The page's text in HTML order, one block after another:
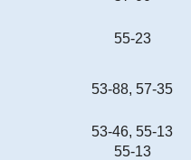
55-23
53-88, 57-35
53-46, 55-13
55-13